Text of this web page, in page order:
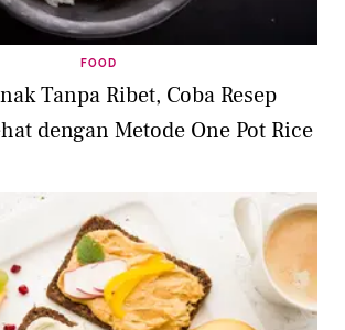
FOOD
Tanpa Ribet, Coba Resep
dengan Metode One Pot Rice